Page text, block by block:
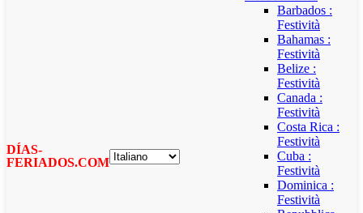
DÍAS-
FERIADOS.COM
Barbados :
Festività
Bahamas :
Festività
Belize :
Festività
Canada :
Festività
Costa Rica :
Festività
Cuba :
Festività
Dominica :
Festività